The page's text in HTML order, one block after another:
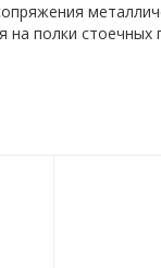
на полки